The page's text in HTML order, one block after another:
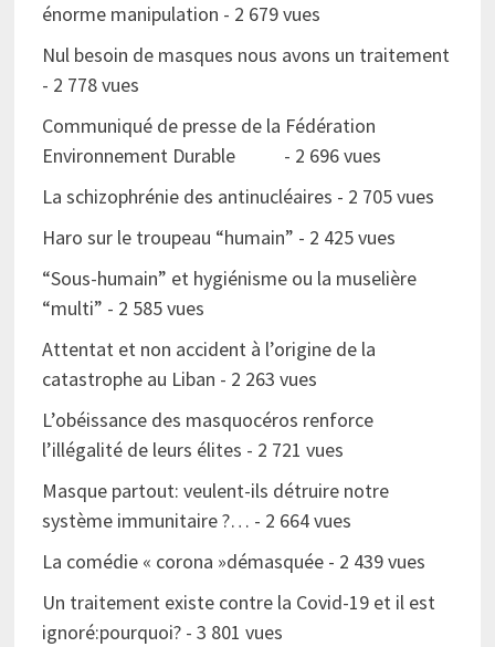
énorme manipulation - 2 679 vues
Nul besoin de masques nous avons un traitement
- 2 778 vues
Communiqué de presse de la Fédération
Environnement Durable
- 2 696 vues
La schizophrénie des antinucléaires - 2 705 vues
Haro sur le troupeau “humain” - 2 425 vues
“Sous-humain” et hygiénisme ou la muselière
“multi” - 2 585 vues
Attentat et non accident à l’origine de la
catastrophe au Liban - 2 263 vues
L’obéissance des masquocéros renforce
l’illégalité de leurs élites - 2 721 vues
Masque partout: veulent-ils détruire notre
système immunitaire ?… - 2 664 vues
La comédie « corona »démasquée- 2 439 vues
Un traitement existe contre la Covid-19 et il est
ignoré:pourquoi?- 3 801 vues